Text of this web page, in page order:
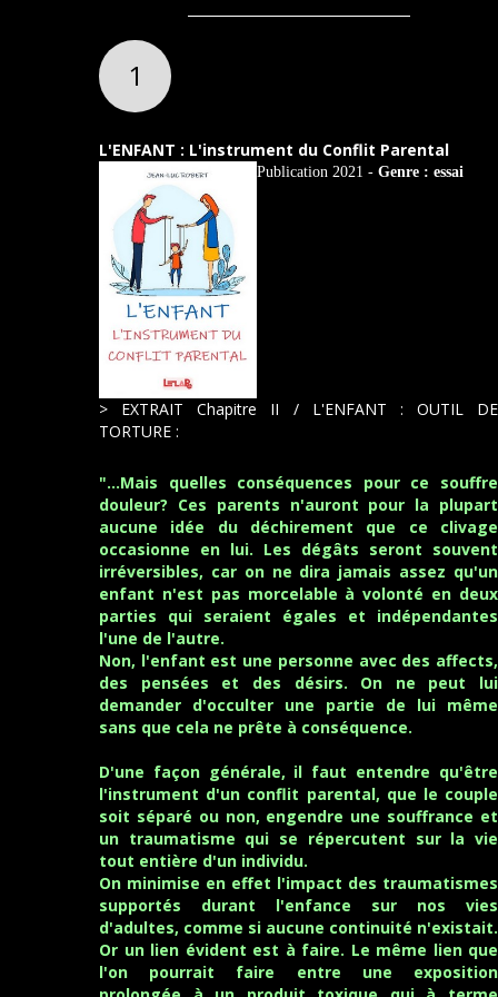
1
L'ENFANT : L'instrument du Conflit Parental
Publication 2021 - Genre : essai
>
EXTRAIT Chapitre II / L'ENFANT : OUTIL DE
TORTURE :
"...Mais quelles conséquences pour ce souffre
douleur? Ces parents n'auront pour la plupart
aucune idée du déchirement que ce clivage
occasionne en lui. Les dégâts seront souvent
irréversibles, car on ne dira jamais assez qu'un
enfant n'est pas morcelable à volonté en deux
parties qui seraient égales et indépendantes
l'une de l'autre.
Non, l'enfant est une personne avec des affects,
des pensées et des désirs. On ne peut lui
demander d'occulter une partie de lui même
sans que cela ne prête à conséquence.
D'une façon générale, il faut entendre qu'être
l'instrument d'un conflit parental, que le couple
soit séparé ou non, engendre une souffrance et
un traumatisme qui se répercutent sur la vie
tout entière d'un individu.
On minimise en effet l'impact des traumatismes
supportés durant l'enfance sur nos vies
d'adultes, comme si aucune continuité n'existait.
Or un lien évident est à faire. Le même lien que
l'on pourrait faire entre une exposition
1/Sép/Ind : La pathologie du lien
Lire sur LezAPe
2/Un langage autartistique
Lire sur LezAPe
3/Faut-il punir votre enfant?
Lire sur LezAPe
4/Maîtresse je t'aime
Lire sur LezAPe
5/Des psychologues-Kleenex
Lire sur LezAPe
6/La psychanalyse s'est-elle remise de l'épreuve du mur?
Lire sur MEDIAPART
7/La piste toxicologique martelée?
Lire sur MEDIAPART
8/Les extrémistes de l'ABA : Jusqu'où iront-ils?
Lire sur MEDIAPART
9/Exclusivité des thérapies cognitivo-comportementales et
10/Starification de l'autisme à travers la série télé :
"Atypical"
Lire sur MEDIAPART
11/ABA : Le bilan!
Lire sur MEDIAPART
12/ Surexposition aux écrans des jeunes -L'agitation des
peurs par l'autisme!
Lire sur LezAPe
13/Mesure gouvernementale - Prise en charge précoce des
enfants autistes à 18 mois
Lire sur LezAPe
14/Autisme, ABA et pratiques punitives : Nouvelle alerte
Lire sur LezAPe
15/#MAVERITESURLAUTISME : Le mythe des mères